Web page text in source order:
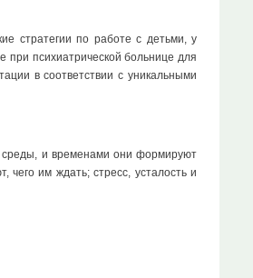
стратегии по работе с детьми, у
психиатрической больнице для
в соответствии с уникальными
среды, и временами они формируют
им ждать; стресс, усталость и